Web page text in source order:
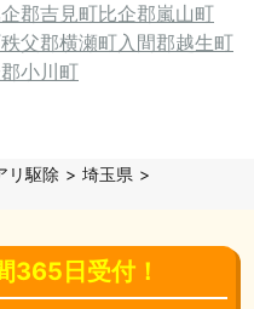
郡吉見町比企郡嵐山町
秩父郡横瀬町入間郡越生町
小川町
リ駆除
埼玉県
365日受付！